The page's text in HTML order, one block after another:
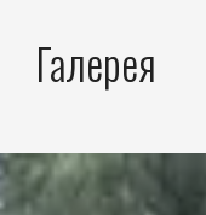
Галерея